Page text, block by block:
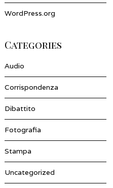
WordPress.org
Categories
Audio
Corrispondenza
Dibattito
Fotografia
Stampa
Uncategorized